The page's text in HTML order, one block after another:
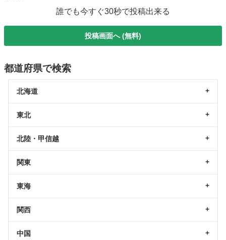
誰でも今すぐ30秒で投稿出来る
投稿画面へ (無料)
都道府県で検索
北海道
東北
北陸・甲信越
関東
東海
関西
中国